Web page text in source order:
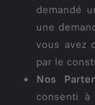
demandé
une
vous avez
par le
Nos
consenti